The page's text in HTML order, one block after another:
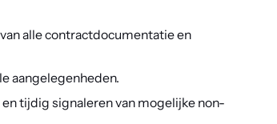
alle contractdocumentatie en
aangelegenheden.
tijdig signaleren van mogelijke non-